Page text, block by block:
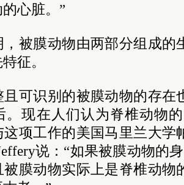
心脏。”
被膜动物由两部分组成的
征。
可识别的被膜动物的存在
。现在人们认为脊椎动物
项工作的美国马里兰大学
说：“如果被膜动物的
被膜动物实际上是脊椎动物